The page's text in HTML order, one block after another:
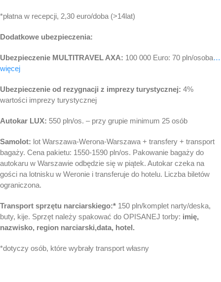
*płatna w recepcji, 2,30 euro/doba (>14lat)
Dodatkowe ubezpieczenia:
Ubezpieczenie MULTITRAVEL AXA: 100 000 Euro: 70 pln/osoba…
więcej
Ubezpieczenie od rezygnacji z imprezy turystycznej: 4%
wartości imprezy turystycznej
Autokar LUX: 550 pln/os. – przy grupie minimum 25 osób
Samolot: lot Warszawa-Werona-Warszawa + transfery + transport
bagaży. Cena pakietu: 1550-1590 pln/os. Pakowanie bagaży do
autokaru w Warszawie odbędzie się w piątek. Autokar czeka na
gości na lotnisku w Weronie i transferuje do hotelu. Liczba biletów
ograniczona.
Transport sprzętu narciarskiego:* 150 pln/komplet narty/deska,
buty, kije. Sprzęt należy spakować do OPISANEJ torby: imię,
nazwisko, region narciarski,data, hotel.
*dotyczy osób, które wybrały transport własny